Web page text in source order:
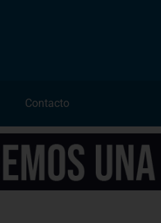
Contacto